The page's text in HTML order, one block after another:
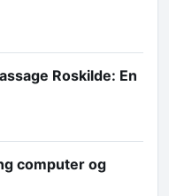
Roskilde: En
computer og